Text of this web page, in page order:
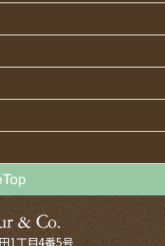
1丁目4番5号